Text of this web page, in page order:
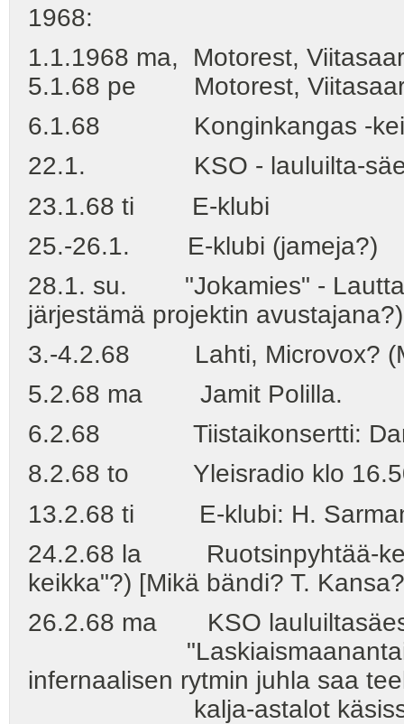
1968:
1.1.1968 ma, Motorest,
5.1.68 pe Motorest,
6.1.68 Konginkangas -
22.1. KSO - lauluilta-
23.1.68 ti E-klubi
25.-26.1. E-klubi (jameja?)
28.1. su. "Jokamies" -
järjestämä projektin avustajana?)
3.-4.2.68 Lahti, Microvox?
5.2.68 ma Jamit Polilla.
6.2.68 Tiistaikonsertti:
8.2.68 to Yleisradio klo
13.2.68 ti E-klubi: H.
24.2.68 la Ruotsinpyhtää-
keikka"?) [Mikä bändi? T.
26.2.68 ma KSO
"Laskiaismaanantain
infernaalisen rytmin juhla saa
kalja-astalot